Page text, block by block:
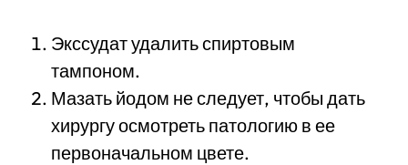
Экссудат удалить спиртовым
тампоном.
Мазать йодом не следует, чтобы дать
хирургу осмотреть патологию в ее
первоначальном цвете.